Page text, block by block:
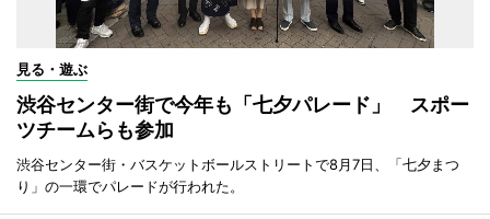
見る・遊ぶ
渋谷センター街で今年も「七夕パレード」 スポー
ツチームらも参加
渋谷センター街・バスケットボールストリートで8月7日、「七夕まつ
り」の一環でパレードが行われた。